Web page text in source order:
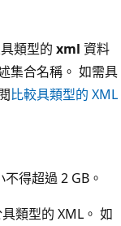
類型的 xml 資料
集合名稱。 如需具
比較具類型的 XML
得超過 2 GB。
類型的 XML。 如